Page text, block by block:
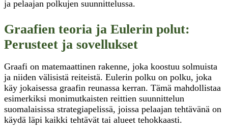
ja pelaajan polkujen suunnittelussa.
Graafien teoria ja Eulerin polut:
Perusteet ja sovellukset
Graafi on matemaattinen rakenne, joka koostuu solmuista
ja niiden välisistä reiteistä. Eulerin polku on polku, joka
käy jokaisessa graafin reunassa kerran. Tämä mahdollistaa
esimerkiksi monimutkaisten reittien suunnittelun
suomalaisissa strategiapelissä, joissa pelaajan tehtävänä on
käydä läpi kaikki tehtävät tai alueet tehokkaasti.